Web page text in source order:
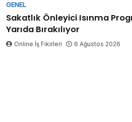
GENEL
Sakatlık Önleyici Isınma
Yarıda Bırakılıyor
Online İş Fikirleri 6 Ağustos 2026